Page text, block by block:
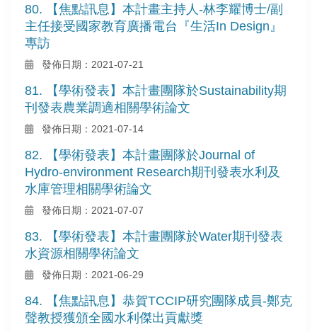
80. 【焦點訊息】本計畫主持人-林李耀博士/副
主任接受國家教育廣播電台『生活In Design』
專訪
發佈日期：2021-07-21
81. 【學術發表】本計畫團隊於Sustainability期
刊發表農業調適相關學術論文
發佈日期：2021-07-14
82. 【學術發表】本計畫團隊於Journal of
Hydro-environment Research期刊發表水利及
水庫管理相關學術論文
發佈日期：2021-07-07
83. 【學術發表】本計畫團隊於Water期刊發表
水資源相關學術論文
發佈日期：2021-06-29
84. 【焦點訊息】恭賀TCCIP研究團隊成員-鄭克
聲教授獲頒全國水利傑出貢獻獎